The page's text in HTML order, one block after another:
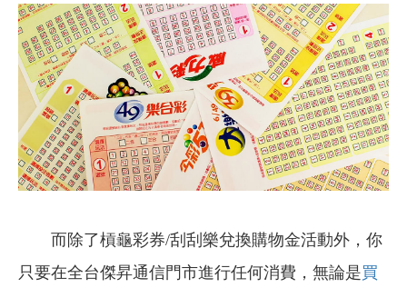
而除了槓龜彩券/刮刮樂兌換購物金活動外， 你
只要在全台傑昇通信門市進行任何消費，無論是買